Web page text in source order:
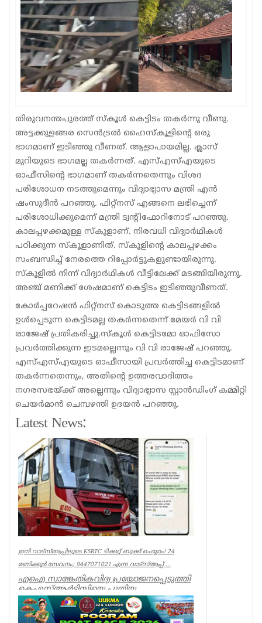
Sports
Jwala
Classifieds
Law
തിരുവനന്തപുരത്ത് സ്കൂൾ കെട്ടിടം തകർന്നു വീണു.
അട്ടക്കുളങ്ങര സെൻട്രൽ ഹൈസ്കൂളിന്റെ ഒരു
ഭാഗമാണ് ഇടിഞ്ഞു വീണത്. ആളാപായമില്ല. ക്ലാസ്
മുറിയുടെ ഭാ​ഗമല്ല തകർന്നത്. എസ്എസ്എയുടെ
ഓഫീസിന്റെ ഭാ​ഗമാണ് തകർന്നതെന്നും വിശദ
പരിശോധന നടത്തുമെന്നും വിദ്യാഭ്യാസ മന്ത്രി എൻ
ഷംസുദീൻ പറഞ്ഞു. ഫിറ്റ്നസ് എങ്ങനെ ലഭിച്ചെന്ന്
പരിശോധിക്കുമെന്ന് മന്ത്രി ട്വന്റിഫോറിനോട് പറഞ്ഞു.
കാലപ്പഴക്കമുള്ള സ്‌കൂളാണ്. നിരവധി വിദ്യാർഥികൾ
പഠിക്കുന്ന സ്‌കൂളാണിത്. സ്‌കൂളിന്റെ കാലപ്പഴക്കം
സംബന്ധിച്ച് നേരത്തെ റിപ്പോർട്ടുകളുണ്ടായിരുന്നു.
സ്കൂളിൽ നിന്ന് വിദ്യാർഥികൾ വീട്ടിലേക്ക് മടങ്ങിയിരുന്നു.
അഞ്ച് മണിക്ക് ശേഷമാണ് കെട്ടിടം ഇടിഞ്ഞുവീണത്.
കോർപ്പറേഷൻ ഫിറ്റ്നസ് കൊടുത്ത കെട്ടിടങ്ങളിൽ
ഉൾപ്പെടുന്ന കെട്ടിടമല്ല തകർന്നതെന്ന് മേയർ വി വി
രാജേഷ് പ്രതികരിച്ചു.സ്കൂൾ കെട്ടിടമോ ഓഫിസോ
പ്രവർത്തിക്കുന്ന ഇടമല്ലെന്നും വി വി രാജേഷ് പറഞ്ഞു.
എസ്എസ്എയുടെ ഓഫീസായി പ്രവർത്തിച്ച കെട്ടിടമാണ്
തകർന്നതെന്നും, അതിന്റെ ഉത്തരവാദിത്തം
നഗരസഭയ്ക്ക് അല്ലെന്നും വിദ്യാഭ്യാസ സ്റ്റാൻഡിംഗ് കമ്മിറ്റി
ചെയർമാൻ ചെമ്പഴന്തി ഉദയൻ പറഞ്ഞു.
Latest News:
ഇനി വാട്‌സ്ആപ്പിലൂടെ KSRTC ടിക്കറ്റ് ബുക്ക് ചെയ്യാം! 24
മണിക്കൂർ സേവനം; 9447071021 എന്ന വാട്സ്ആപ്പ് ...
എഐ സാങ്കേതികവിദ്യ പ്രയോജനപ്പെടുത്തി
കെഎസ്ആർടിസിയെ പുതിയ
യുഗത്തിലേക്ക് നയിക്കുകയാണ് ലക്ഷ്യമെന്ന്
ഗതാ...